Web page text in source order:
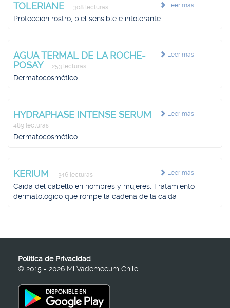
Leer más
TOLERIANE 308 lecturas
Protección rostro, piel sensible e intolerante
Leer más
AGUA TERMAL DE LA ROCHE-
POSAY
253 lecturas
Dermatocosmético
Leer más
HYDRAPHASE INTENSE SERUM
489 lecturas
Dermatocosmético
Leer más
KERIUM 346 lecturas
Caída del cabello en hombres y mujeres, Tratamiento
dermatológico que rompe la cadena de la caída
Política de Privacidad
© 2015 - 2026 Mi Vademecum Chile